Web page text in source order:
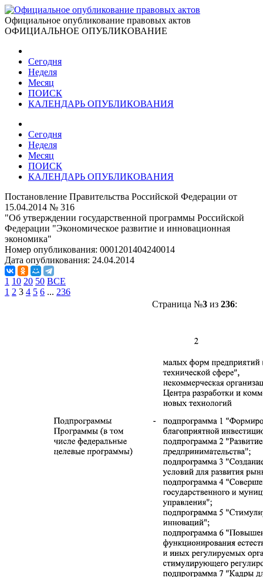
Официальное опубликование правовых актов
ОФИЦИАЛЬНОЕ ОПУБЛИКОВАНИЕ
Сегодня
Неделя
Месяц
ПОИСК
КАЛЕНДАРЬ ОПУБЛИКОВАНИЯ
Сегодня
Неделя
Месяц
ПОИСК
КАЛЕНДАРЬ ОПУБЛИКОВАНИЯ
Постановление Правительства Российской Федерации от
15.04.2014 № 316
"Об утверждении государственной программы Российской
Федерации "Экономическое развитие и инновационная
экономика"
Номер опубликования: 0001201404240014
Дата опубликования: 24.04.2014
1 10 20 50 ВСЕ
1 2 3 4 5 6 ... 236
Страница №3из 236: